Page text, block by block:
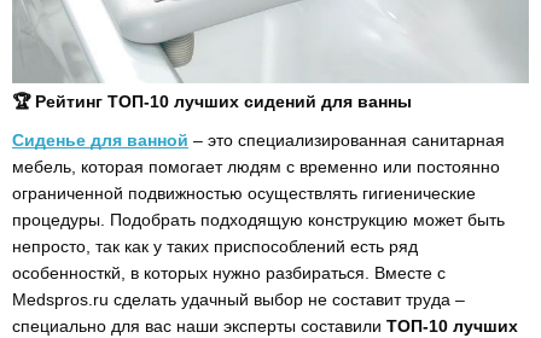
🏆 Рейтинг ТОП-10 лучших сидений для ванны
Сиденье для ванной – это специализированная санитарная
мебель, которая помогает людям с временно или постоянно
ограниченной подвижностью осуществлять гигиенические
процедуры. Подобрать подходящую конструкцию может быть
непросто, так как у таких приспособлений есть ряд
особенносткй, в которых нужно разбираться. Вместе с
Medspros.ru сделать удачный выбор не составит труда –
специально для вас наши эксперты составили ТОП-10 лучших